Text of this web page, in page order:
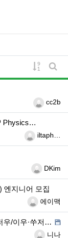
게시물
게
등록자cc2b
Physics…
등록자iltaph…
등록자DKim
엔지니어 모집
등록자에이맥
우·쑤저우 …
등록자니나